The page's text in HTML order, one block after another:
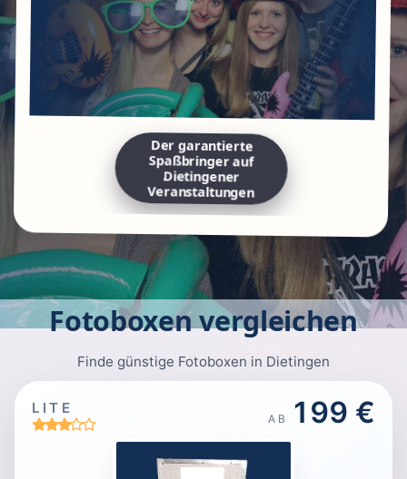
Der garantierte
Spaßbringer auf
Dietingener
Veranstaltungen
Fotoboxen vergleichen
Finde günstige Fotoboxen in Dietingen
LITE
AB 199 €